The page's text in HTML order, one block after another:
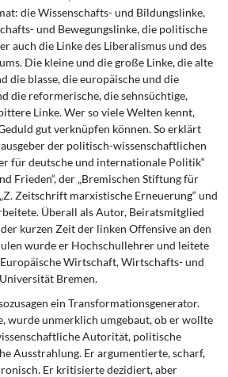
die Wissenschafts- und Bildungslinke,
und Bewegungslinke, die politische
auch die Linke des Liberalismus und des
Die kleine und die große Linke, die alte
die blasse, die europäische und die
die reformerische, die sehnsüchtige,
Linke. Wer so viele Welten kennt,
gut verknüpfen können. So erklärt
der politisch-wissenschaftlichen
für deutsche und internationale Politik“
Frieden“, der „Bremischen Stiftung für
Zeitschrift marxistische Erneuerung“ und
Überall als Autor, Beiratsmitglied
kurzen Zeit der linken Offensive an den
wurde er Hochschullehrer und leitete
Wirtschaft, Wirtschafts- und
Bremen.
ein Transformationsgenerator.
wurde unmerklich umgebaut, ob er wollte
Autorität, politische
Ausstrahlung. Er argumentierte, scharf,
Er kritisierte dezidiert, aber